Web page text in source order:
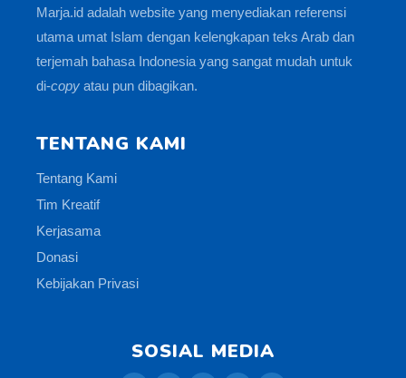
Marja.id adalah website yang menyediakan referensi
utama umat Islam dengan kelengkapan teks Arab dan
terjemah bahasa Indonesia yang sangat mudah untuk
di-copy atau pun dibagikan.
TENTANG KAMI
Tentang Kami
Tim Kreatif
Kerjasama
Donasi
Kebijakan Privasi
SOSIAL MEDIA